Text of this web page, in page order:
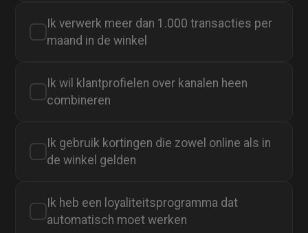
Ik verwerk meer dan 1.000 transacties per
maand in de winkel
Ik wil klantprofielen over kanalen heen
combineren
Ik gebruik kortingen die zowel online als in
de winkel gelden
Ik heb een loyaliteitsprogramma dat
automatisch moet werken